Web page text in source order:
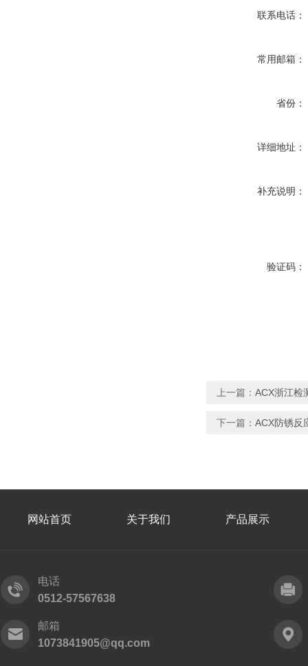
联系电话：
常用邮箱：
省份：
详细地址：
补充说明：
验证码：
上一篇： ACX浙江检
下一篇： ACX防锈反
网站首页 关于我们 产品展示
电话
0512-57567638
邮箱
1073841905@qq.com